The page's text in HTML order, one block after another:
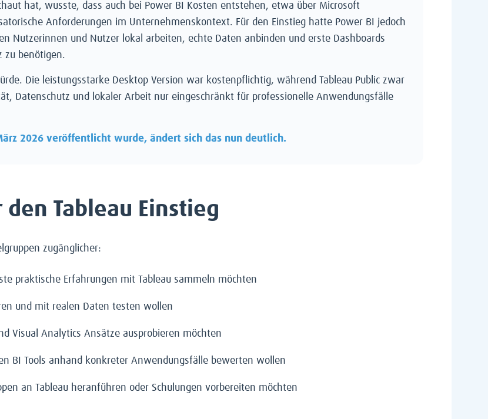
hat, wusste, dass auch bei Power BI Kosten entstehen, etwa über Microsoft
Anforderungen im Unternehmenskontext. Für den Einstieg hatte Power BI jedoch
Nutzerinnen und Nutzer lokal arbeiten, echte Daten anbinden und erste Dashboards
zu benötigen.
Die leistungsstarke Desktop Version war kostenpflichtig, während Tableau Public zwar
Datenschutz und lokaler Arbeit nur eingeschränkt für professionelle Anwendungsfälle
2026 veröffentlicht wurde, ändert sich das nun deutlich.
Tableau Einstieg
zugänglicher:
praktische Erfahrungen mit Tableau sammeln möchten
und mit realen Daten testen wollen
Visual Analytics Ansätze ausprobieren möchten
BI Tools anhand konkreter Anwendungsfälle bewerten wollen
an Tableau heranführen oder Schulungen vorbereiten möchten